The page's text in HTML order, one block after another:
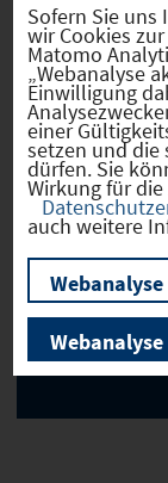
Verkehr
Infrastruktur
Sofern Sie
wir Cookies
Matomo
„Webanalyse
Einwilligung
einer
setzen und die
dürfen. Sie
Wirkung für
auch weitere